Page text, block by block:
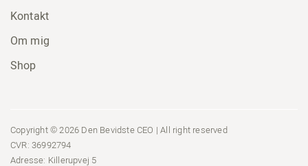
Kontakt
Om mig
Shop
Copyright © 2026 Den Bevidste CEO | All right reserved
CVR: 36992794
Adresse: Killerupvej 5